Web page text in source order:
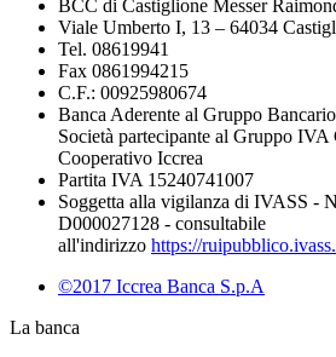
BCC di Castiglione Messer
Viale Umberto I, 13 – 64034
Tel. 08619941
Fax 0861994215
C.F.: 00925980674
Banca Aderente al Gruppo
Società partecipante al Gruppo
Cooperativo Iccrea
Partita IVA 15240741007
Soggetta alla vigilanza di IVASS -
D000027128 - consultabile
all'indirizzo https://
©2017 Iccrea Banca S.p.A
La banca